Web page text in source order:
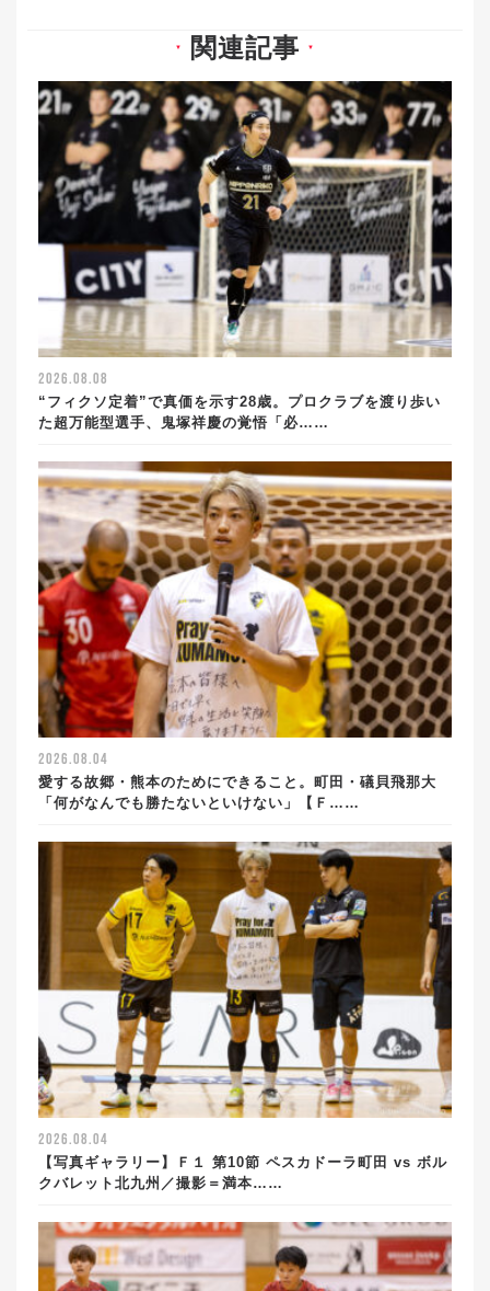
▼ 関連記事 ▼
2026.08.08
“フィクソ定着”で真価を示す28歳。プロクラブを渡り歩い
た超万能型選手、鬼塚祥慶の覚悟「必……
2026.08.04
愛する故郷・熊本のためにできること。町田・礒貝飛那大
「何がなんでも勝たないといけない」【Ｆ……
2026.08.04
【写真ギャラリー】Ｆ１ 第10節 ペスカドーラ町田 vs ボル
クバレット北九州／撮影＝満本……